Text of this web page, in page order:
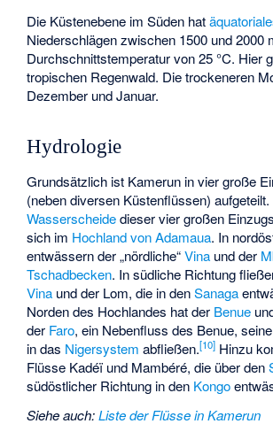
Die Küstenebene im Süden hat
Niederschlägen zwischen 1500 und 2000
Durchschnittstemperatur von 25 °C. Hier
tropischen Regenwald. Die trockeneren
Dezember und Januar.
Hydrologie
Grundsätzlich ist Kamerun in vier große
(neben diversen Küstenflüssen) aufgeteilt.
Wasserscheidedieser vier großen
sich im Hochland von Adamaua. In
entwässern der „nördliche“Vina und der
Tschadbecken. In südliche Richtung
Vina und der Lom, die in denSanaga
Norden des Hochlandes hat der Benue
der Faro, ein Nebenfluss des Benue,
in das Nigersystem abfließen.[10] Hinzu
Flüsse Kadéï und Mambéré, die über den
südöstlicher Richtung in den Kongo
Siehe auch:Liste der Flüsse in Kamerun